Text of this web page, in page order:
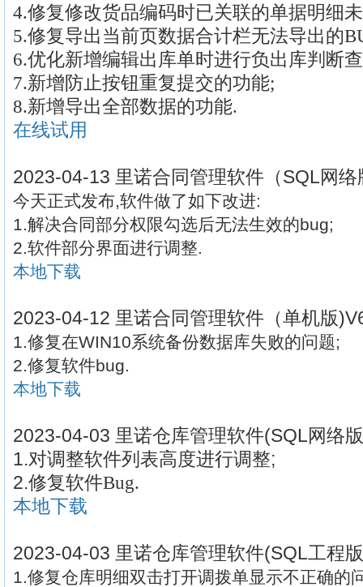
4.修复修改货品编码时已关联的单据明细
5.修复导出当前页数据合计栏无法导出的
6.优化新增编辑出库单时进行负出库判断
7.新增防止按钮重复提交的功能;
8.新增导出全部数据的功能.
在线试用
2023-04-13 里诺合同管理软件（SQL网
今天正式发布,软件做了如下改进:
1.解决合同部分权限勾选后无法生效的bug;
2.软件部分界面进行调整.
本地下载
2023-04-12 里诺合同管理软件（单机版
1.修复在WIN10系统备份数据库失败的问题;
2.修复软件bug.
本地下载
2023-04-03 里诺仓库管理软件(SQL网络
1.对调整软件列表高度进行调整;
2.修复软件Bug.
本地下载
2023-04-03 里诺仓库管理软件(SQL工程
1.修复仓库明细双击打开调拨单显示不正确的